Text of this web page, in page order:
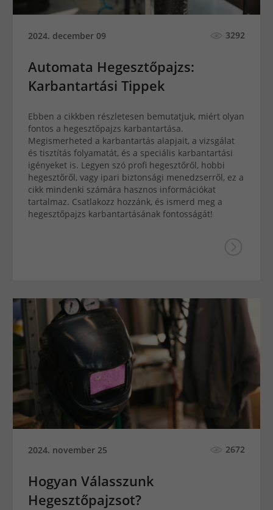
2024. december 09 3292
Automata Hegesztőpajzs:
Karbantartási Tippek
Ebben a cikkben részletesen bemutatjuk, miért olyan
fontos a hegesztőpajzs karbantartása.
Megismerheted a karbantartás alapjait, a vizsgálat
és tisztítás folyamatát, és a speciális karbantartási
igényeket is. Legyen szó profi hegesztőről, hobbi
hegesztőről, vagy ipari biztonsági menedzserről, ez a
cikk mindenki számára hasznos információkat
tartalmaz. Csatlakozz hozzánk, és ismerd meg a
hegesztőpajzs karbantartásának fontosságát!
2024. november 25 2672
Hogyan Válasszunk
Hegesztőpajzsot?